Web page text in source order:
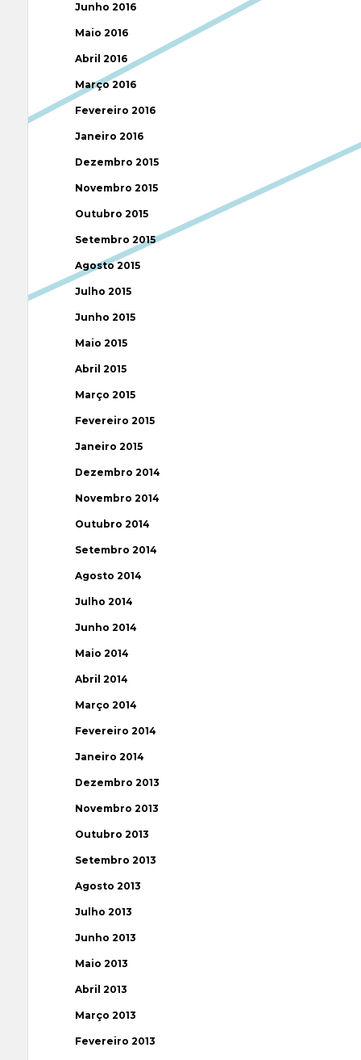
Junho 2016
Maio 2016
Abril 2016
Março 2016
Fevereiro 2016
Janeiro 2016
Dezembro 2015
Novembro 2015
Outubro 2015
Setembro 2015
Agosto 2015
Julho 2015
Junho 2015
Maio 2015
Abril 2015
Março 2015
Fevereiro 2015
Janeiro 2015
Dezembro 2014
Novembro 2014
Outubro 2014
Setembro 2014
Agosto 2014
Julho 2014
Junho 2014
Maio 2014
Abril 2014
Março 2014
Fevereiro 2014
Janeiro 2014
Dezembro 2013
Novembro 2013
Outubro 2013
Setembro 2013
Agosto 2013
Julho 2013
Junho 2013
Maio 2013
Abril 2013
Março 2013
Fevereiro 2013